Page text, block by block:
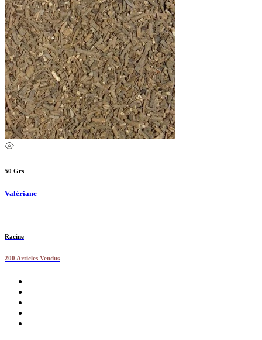
50 Grs
Valériane
Racine
200 Articles Vendus